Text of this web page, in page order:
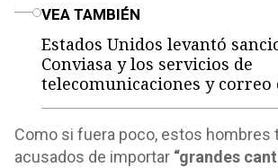
VEA TAMBIÉN
Estados Unidos levantó
Conviasa y los servicios de
telecomunicaciones y correo
Como si fuera poco, estos hombres
acusados ​​de importar “grandes